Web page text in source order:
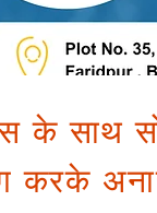
के साथ
करके